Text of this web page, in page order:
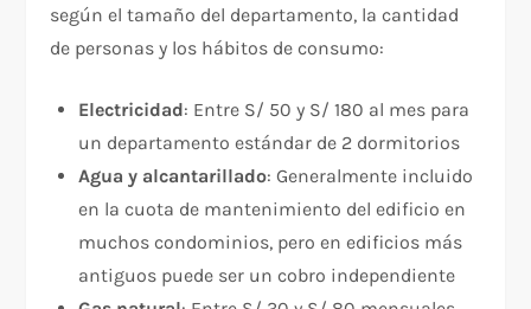
según el tamaño del departamento, la cantidad
de personas y los hábitos de consumo:
Electricidad: Entre S/ 50 y S/ 180 al mes para
un departamento estándar de 2 dormitorios
Agua y alcantarillado: Generalmente incluido
en la cuota de mantenimiento del edificio en
muchos condominios, pero en edificios más
antiguos puede ser un cobro independiente